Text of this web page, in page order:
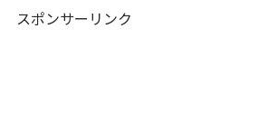
スポンサーリンク